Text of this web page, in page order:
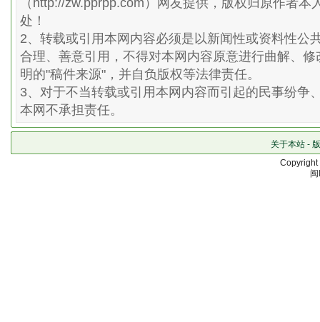
处！
2、转载或引用本网内容必须是以新闻性或资料性公
合理、善意引用，不得对本网内容原意进行曲解、
明的"稿件来源"，并自负版权等法律责任。
3、对于不当转载或引用本网内容而引起的民事纷争
本网不承担责任。
关于本站-
Copyright